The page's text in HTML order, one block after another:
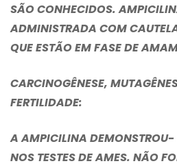
SÃO CONHECIDOS.
ADMINISTRADA COM
QUE ESTÃO EM FASE DE
CARCINOGÊNESE,
FERTILIDADE:
A AMPICILINA
NOS TESTES DE AMES. NÃO